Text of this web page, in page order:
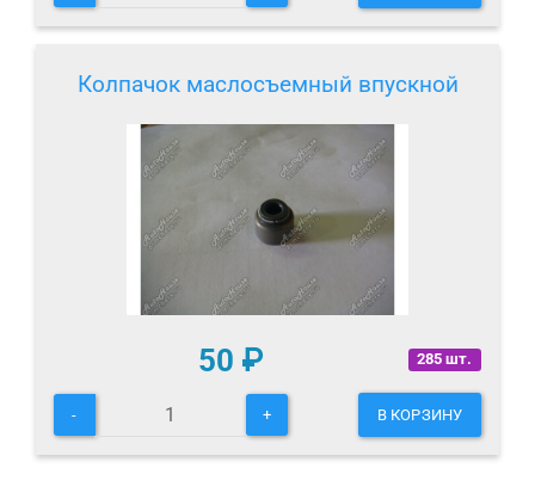
Колпачок маслосъемный впускной
285 шт.
50 ₽
- + В КОРЗИНУ